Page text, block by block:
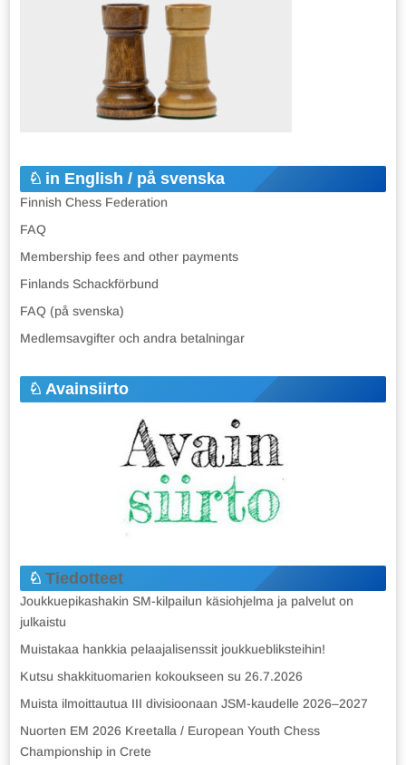
in English / på svenska
Finnish Chess Federation
FAQ
Membership fees and other payments
Finlands Schackförbund
FAQ (på svenska)
Medlemsavgifter och andra betalningar
Avainsiirto
Tiedotteet
Joukkuepikashakin SM-kilpailun käsiohjelma ja palvelut on
julkaistu
Muistakaa hankkia pelaajalisenssit joukkuebliksteihin!
Kutsu shakkituomarien kokoukseen su 26.7.2026
Muista ilmoittautua III divisioonaan JSM-kaudelle 2026–2027
Nuorten EM 2026 Kreetalla / European Youth Chess
Championship in Crete